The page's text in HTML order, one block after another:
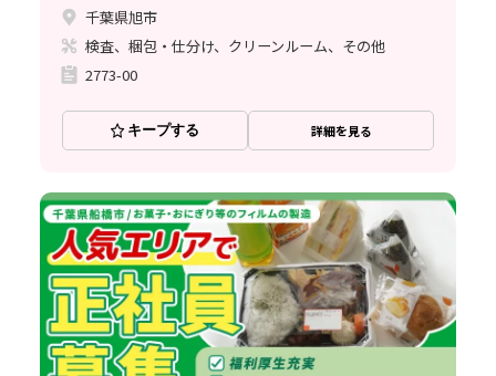
千葉県旭市
検査、梱包・仕分け、クリーンルーム、その他
2773-00
キープする 詳細を見る